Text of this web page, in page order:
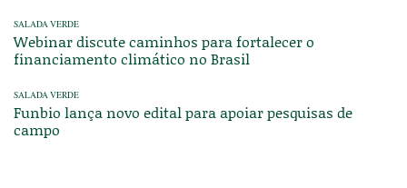
SALADA VERDE
Webinar discute caminhos para fortalecer o
financiamento climático no Brasil
SALADA VERDE
Funbio lança novo edital para apoiar pesquisas de
campo